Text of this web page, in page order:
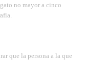
no mayor a cinco
que la persona a la que